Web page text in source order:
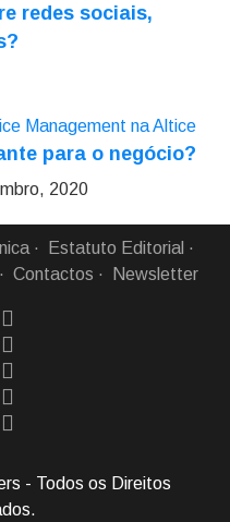
redes sociais,
para o negócio?
2020
Estatuto Editorial
Contactos Newsletter
- Todos os Direitos